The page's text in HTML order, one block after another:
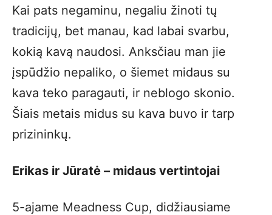
Kai pats negaminu, negaliu žinoti tų
tradicijų, bet manau, kad labai svarbu,
kokią kavą naudosi. Anksčiau man jie
įspūdžio nepaliko, o šiemet midaus su
kava teko paragauti, ir neblogo skonio.
Šiais metais midus su kava buvo ir tarp
prizininkų.
Erikas ir Jūratė – midaus vertintojai
5-ajame Meadness Cup, didžiausiame